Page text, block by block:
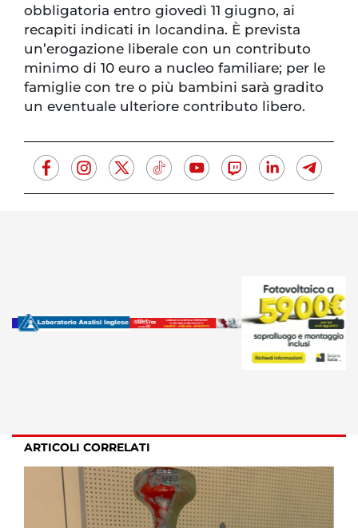
obbligatoria entro giovedì 11 giugno, ai
recapiti indicati in locandina. È prevista
un’erogazione liberale con un contributo
minimo di 10 euro a nucleo familiare; per le
famiglie con tre o più bambini sarà gradito
un eventuale ulteriore contributo libero.
ARTICOLI CORRELATI